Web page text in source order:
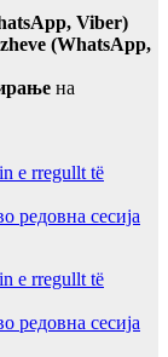
Viber)
(WhatsApp,
на
e rregullt të
сесија
e rregullt të
сесија